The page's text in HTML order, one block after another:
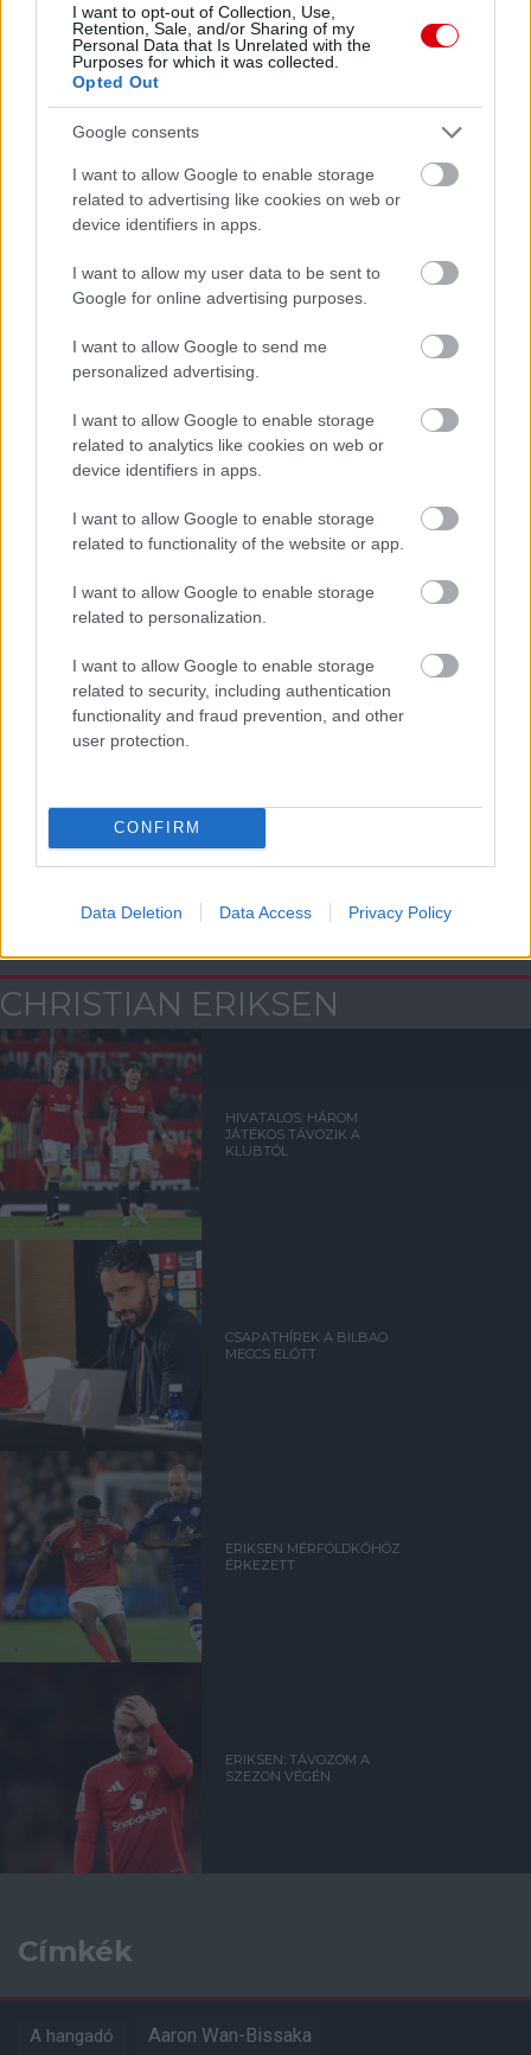
I want to opt-out of Collection, Use,
Retention, Sale, and/or Sharing of my
Personal Data that Is Unrelated with the
Purposes for which it was collected.
Opted Out
Google consents
I want to allow Google to enable storage
related to advertising like cookies on web or
device identifiers in apps.
I want to allow my user data to be sent to
Google for online advertising purposes.
I want to allow Google to send me
personalized advertising.
I want to allow Google to enable storage
related to analytics like cookies on web or
device identifiers in apps.
I want to allow Google to enable storage
related to functionality of the website or app.
I want to allow Google to enable storage
related to personalization.
I want to allow Google to enable storage
related to security, including authentication
functionality and fraud prevention, and other
user protection.
CONFIRM
Data Deletion Data Access Privacy Policy
Meccs Center
Paris Saint-Germainvs
Felkészülési szezon 4. mérkőzés
Nya Ullevi, Göteborg
2026-08-08 17:00
Manchester United
Támogasd adományoddal
a ManUtdFanatics.hu működését!
Kapcsolódó hírek
CHRISTIAN ERIKSEN
HIVATALOS: HÁROM
JÁTÉKOS TÁVOZIK A
KLUBTÓL
CSAPATHÍREK A BILBAO
MECCS ELŐTT
ERIKSEN MÉRFÖLDKŐHÖZ
ÉRKEZETT
ERIKSEN: TÁVOZOM A
SZEZON VÉGÉN
Címkék
A hangadó Aaron Wan-Bissaka